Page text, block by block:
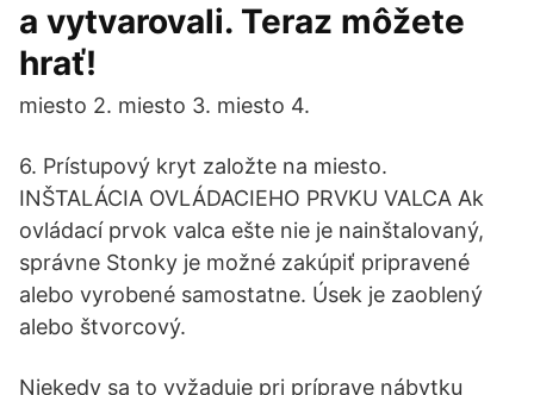
a vytvarovali. Teraz môžete
hrať!
miesto 2. miesto 3. miesto 4.
6. Prístupový kryt založte na miesto.
INŠTALÁCIA OVLÁDACIEHO PRVKU VALCA Ak
ovládací prvok valca ešte nie je nainštalovaný,
správne Stonky je možné zakúpiť pripravené
alebo vyrobené samostatne. Úsek je zaoblený
alebo štvorcový.
Niekedy sa to vyžaduje pri príprave nábytku